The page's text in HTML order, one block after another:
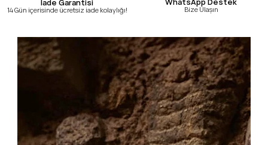
14 Gün içerisinde ücretsiz iade kolaylığı! Bize Ulaşın